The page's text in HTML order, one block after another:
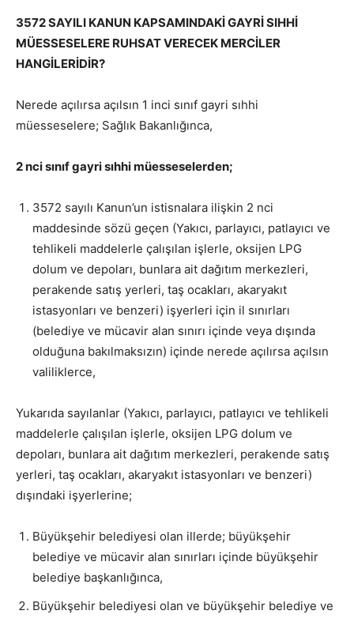
3572 SAYILI KANUN KAPSAMINDAKİ GAYRİ SIHHİ
MÜESSESELERE RUHSAT VERECEK MERCİLER
HANGİLERİDİR?
Nerede açılırsa açılsın 1 inci sınıf gayri sıhhi
müesseselere; Sağlık Bakanlığınca,
2 nci sınıf gayri sıhhi müesseselerden;
3572 sayılı Kanun’un istisnalara ilişkin 2 nci
maddesinde sözü geçen (Yakıcı, parlayıcı, patlayıcı ve
tehlikeli maddelerle çalışılan işlerle, oksijen LPG
dolum ve depoları, bunlara ait dağıtım merkezleri,
perakende satış yerleri, taş ocakları, akaryakıt
istasyonları ve benzeri) işyerleri için il sınırları
(belediye ve mücavir alan sınırı içinde veya dışında
olduğuna bakılmaksızın) içinde nerede açılırsa açılsın
valiliklerce,
Yukarıda sayılanlar (Yakıcı, parlayıcı, patlayıcı ve tehlikeli
maddelerle çalışılan işlerle, oksijen LPG dolum ve
depoları, bunlara ait dağıtım merkezleri, perakende satış
yerleri, taş ocakları, akaryakıt istasyonları ve benzeri)
dışındaki işyerlerine;
Büyükşehir belediyesi olan illerde; büyükşehir
belediye ve mücavir alan sınırları içinde büyükşehir
belediye başkanlığınca,
Büyükşehir belediyesi olan ve büyükşehir belediye ve